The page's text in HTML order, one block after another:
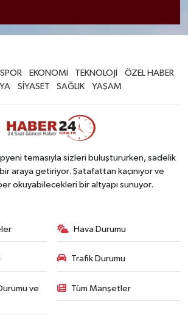
SPOR EKONOMİ TEKNOLOJİ
ÖZEL HABER
SİYASET SAĞLIK YAŞAM
temasıyla sizleri buluştururken, sadelik
araya getiriyor. Şatafattan kaçınıyor ve
okuyabilecekleri bir altyapı sunuyor.
Hava Durumu
Trafik Durumu
ve
Tüm Manşetler